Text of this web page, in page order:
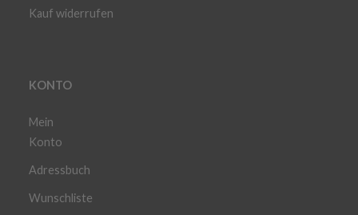
Kauf widerrufen
KONTO
Mein
Konto
Adressbuch
Wunschliste